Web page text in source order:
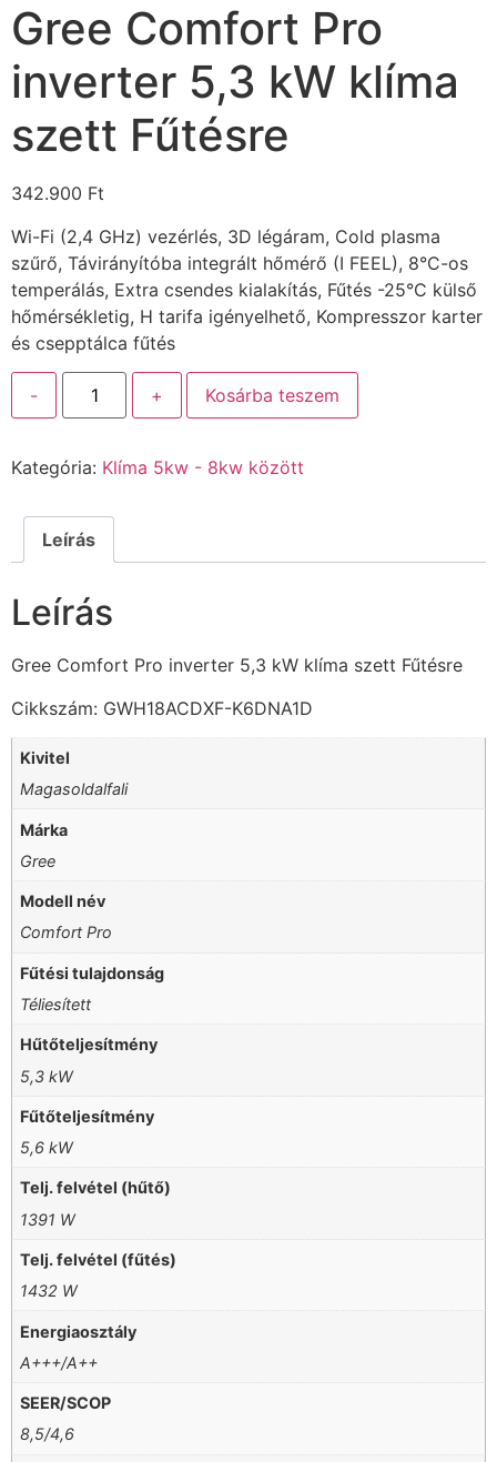
Gree Comfort Pro
inverter 5,3 kW klíma
szett Fűtésre
342.900 Ft
Wi-Fi (2,4 GHz) vezérlés, 3D légáram, Cold plasma
szűrő, Távirányítóba integrált hőmérő (I FEEL), 8°C-os
temperálás, Extra csendes kialakítás, Fűtés -25°C külső
hőmérsékletig, H tarifa igényelhető, Kompresszor karter
és csepptálca fűtés
- + Kosárba teszem
Kategória: Klíma 5kw - 8kw között
Leírás
Leírás
Gree Comfort Pro inverter 5,3 kW klíma szett Fűtésre
Cikkszám: GWH18ACDXF-K6DNA1D
Kivitel
Magasoldalfali
Márka
Gree
Modell név
Comfort Pro
Fűtési tulajdonság
Téliesített
Hűtőteljesítmény
5,3 kW
Fűtőteljesítmény
5,6 kW
Telj. felvétel (hűtő)
1391 W
Telj. felvétel (fűtés)
1432 W
Energiaosztály
A+++/A++
SEER/SCOP
8,5/4,6